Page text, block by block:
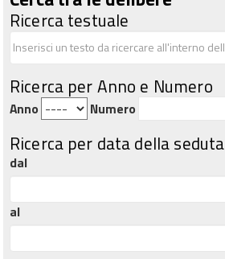
Ricerca testuale
Ricerca per Anno e Numero
Anno Numero
Ricerca per data della seduta
dal
al